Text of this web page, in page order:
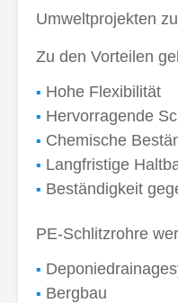
Umweltprojekten
Zu den Vorteilen
Hohe Flexibilität
Hervorragende
Chemische
Langfristige
Beständigkeit
PE-Schlitzrohre
Bergbau